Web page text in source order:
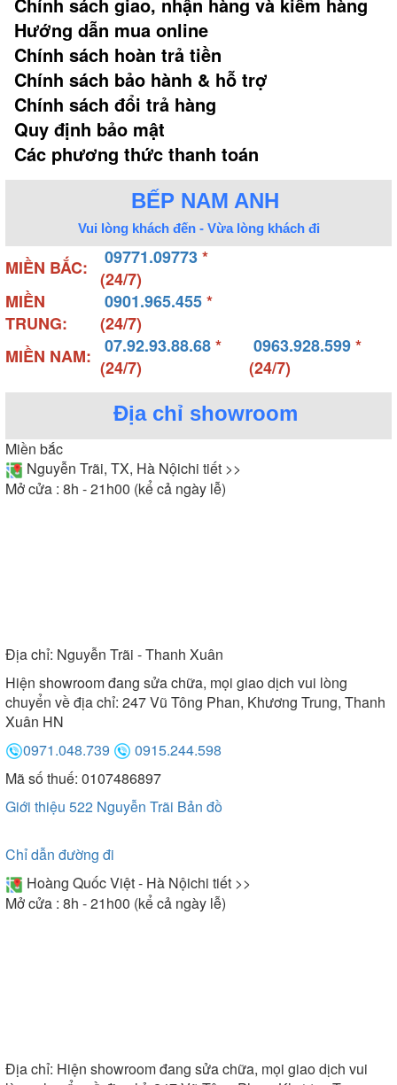
Hướng dẫn mua online
Chính sách hoàn trả tiền
Chính sách bảo hành & hỗ trợ
Chính sách đổi trả hàng
Quy định bảo mật
Các phương thức thanh toán
BẾP NAM ANH
Vui lòng khách đến - Vừa lòng khách đi
MIỀN BẮC: 09771.09773*
(24/7)
MIỀN
TRUNG:
0901.965.455*
(24/7)
MIỀN NAM:
07.92.93.88.68*
(24/7)
0963.928.599*
(24/7)
Địa chỉ showroom
Miền bắc
Nguyễn Trãi, TX, Hà Nộichi tiết >>
Mở cửa : 8h - 21h00 (kể cả ngày lễ)
Địa chỉ: Nguyễn Trãi - Thanh Xuân
Hiện showroom đang sửa chữa, mọi giao dịch vui lòng
chuyển về địa chỉ: 247 Vũ Tông Phan, Khương Trung, Thanh
Xuân HN
0971.048.739
0915.244.598
Mã số thuế: 0107486897
Giới thiệu 522 Nguyễn Trãi Bản đồ
Chỉ dẫn đường đi
Hoàng Quốc Việt - Hà Nộichi tiết >>
Mở cửa : 8h - 21h00 (kể cả ngày lễ)
Địa chỉ: Hiện showroom đang sửa chữa, mọi giao dịch vui